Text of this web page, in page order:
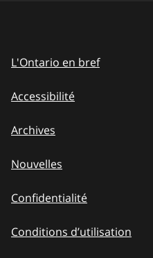
L'Ontario en bref
Accessibilité
Archives
Nouvelles
Confidentialité
Conditions d’utilisation